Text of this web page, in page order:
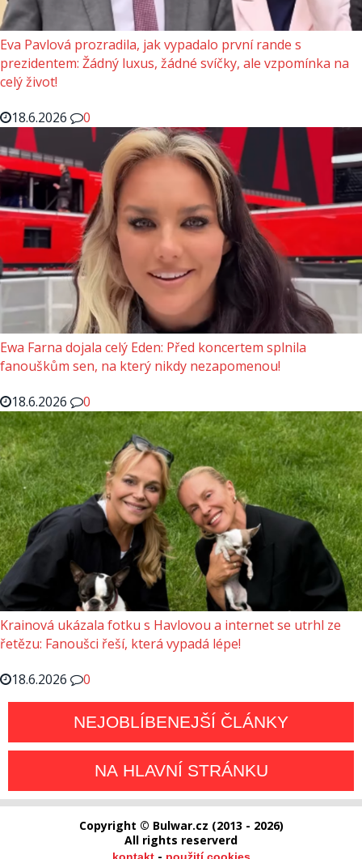
Eva Pavlová prozradila, jak vypadalo první rande s
prezidentem: Žádný luxus, žádné svíčky, ale vzpomínka na
celý život!
18.6.2026
0
Ewa Farna dojala celý Eden: Před koncertem splnila
fanouškům sen, na který nikdy nezapomenou!
18.6.2026
0
Krainová ukázala fotku s Havlovou a internet se utrhl ze
řetězu: Fanoušci řeší, která vypadá lépe!
18.6.2026
0
NEJOBLÍBENEJŠÍ ČLÁNKY
NA HLAVNÍ STRÁNKU
Copyright © Bulwar.cz (2013 - 2026)
All rights reserverd